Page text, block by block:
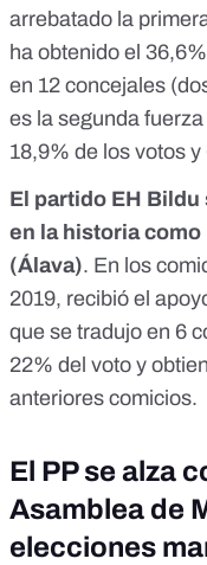
arrebatado la
ha obtenido el
en 12 concejales
es la segunda
18,9% de los votos
El partido EH
en la historia como
(Álava). En los
2019, recibió el
que se tradujo en 6
22% del voto y
anteriores comicios.
El PP se alza
Asamblea de
elecciones